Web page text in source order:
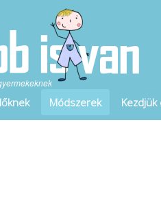
Módszerek Kezdjük